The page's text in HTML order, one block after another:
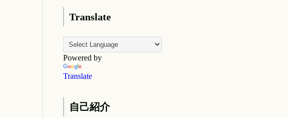
Translate
Powered by
Translate
自己紹介